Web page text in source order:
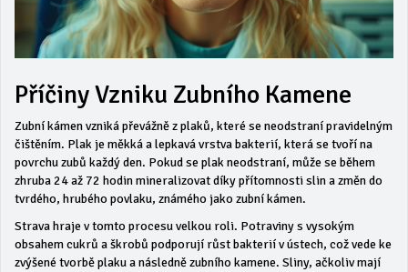
Příčiny Vzniku Zubního Kamene
Zubní kámen vzniká převážně z plaků, které se neodstraní pravidelným
čištěním. Plak je měkká a lepkavá vrstva bakterií, která se tvoří na
povrchu zubů každý den. Pokud se plak neodstraní, může se během
zhruba 24 až 72 hodin mineralizovat díky přítomnosti slin a změn do
tvrdého, hrubého povlaku, známého jako zubní kámen.
Strava hraje v tomto procesu velkou roli. Potraviny s vysokým
obsahem cukrů a škrobů podporují růst bakterií v ústech, což vede ke
zvýšené tvorbě plaku a následně zubního kamene. Sliny, ačkoliv mají